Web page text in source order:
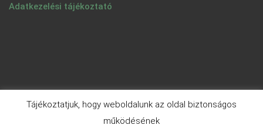
Adatkezelési tájékoztató
Tájékoztatjuk, hogy weboldalunk az oldal biztonságos
működésének